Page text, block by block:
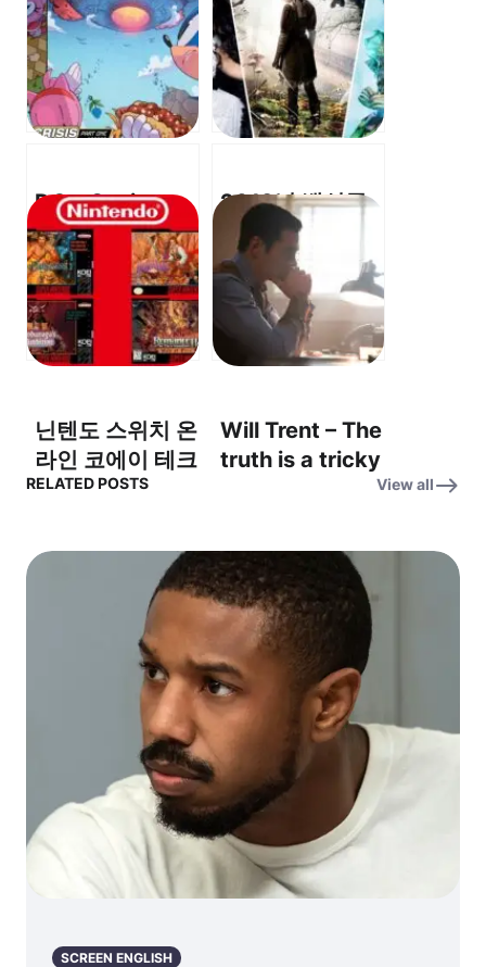
DC x Sonic –
Fast Friends
Fight Darkseid!
– 초고속 친구들
이 다크사이드를
물리친다!
2012년 백설공
주 프로젝트 완전
분석! – “Mirror,
Mirror on the
wall, who is the
fairest of them
누가 제일 아름답
니?)
닌텐도 스위치 온
라인 코에이 테크
모 게임, 전략의
Strategy is the
name of the
game! (전략이
Will Trent – The
truth is a tricky
요
RELATED POSTS View all
SCREEN ENGLISH